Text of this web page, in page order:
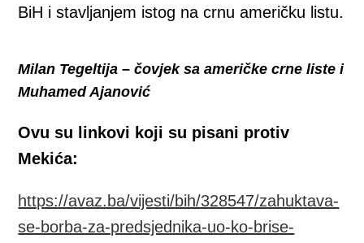
BiH i stavljanjem istog na crnu američku listu.
Milan Tegeltija – čovjek sa američke crne liste i
Muhamed Ajanović
Ovu su linkovi koji su pisani protiv
Mekića:
https://avaz.ba/vijesti/bih/328547/zahuktava-
se-borba-za-predsjednika-uo-ko-brise-